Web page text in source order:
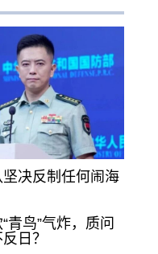
决反制任何闹海
青鸟”气炸，质问
日？